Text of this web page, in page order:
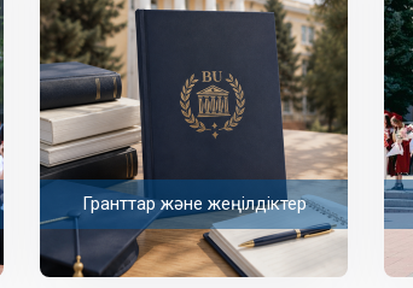
Гранттар және жеңілдіктер